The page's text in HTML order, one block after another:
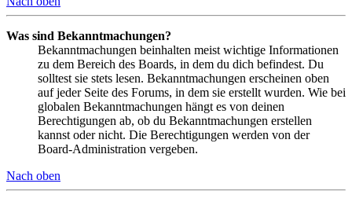
Was sind Bekanntmachungen?
Bekanntmachungen beinhalten meist wichtige Informationen
zu dem Bereich des Boards, in dem du dich befindest. Du
solltest sie stets lesen. Bekanntmachungen erscheinen oben
auf jeder Seite des Forums, in dem sie erstellt wurden. Wie bei
globalen Bekanntmachungen hängt es von deinen
Berechtigungen ab, ob du Bekanntmachungen erstellen
kannst oder nicht. Die Berechtigungen werden von der
Board-Administration vergeben.
Nach oben